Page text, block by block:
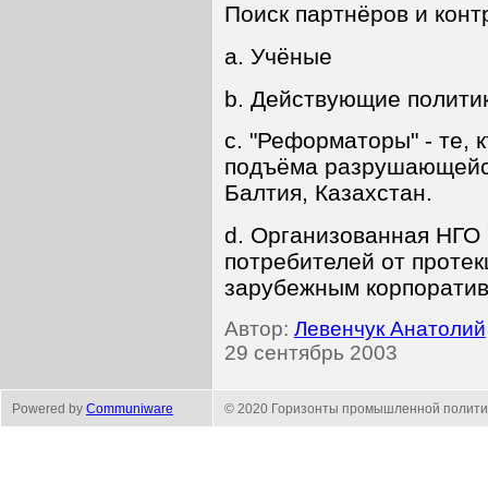
Поиск партнёров и
a. Учёные
b. Действующие
c. "Реформаторы" - те,
подъёма
Балтия, Казахстан.
d. Организованная НГО
потребителей от
зарубежным
Автор: Левенчук Анатолий
29 сентябрь 2003
Powered by Communiware © 2020 Горизонты промышленной